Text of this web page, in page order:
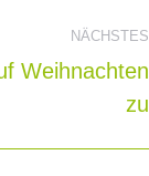
NÄCHSTES
Weihnachten
zu